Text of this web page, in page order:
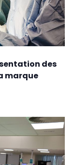
des
marque